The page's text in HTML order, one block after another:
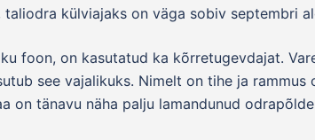
külviajaks on väga sobiv septembri
foon, on kasutatud ka kõrretugevdajat.
see vajalikuks. Nimelt on tihe ja rammus
on tänavu näha palju lamandunud